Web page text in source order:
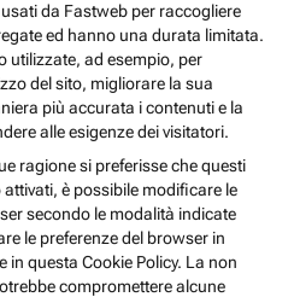
da Fastweb per raccogliere
ed hanno una durata limitata.
utilizzate, ad esempio, per
del sito, migliorare la sua
più accurata i contenuti e la
alle esigenze dei visitatori.
ragione si preferisse che questi
è possibile modificare le
secondo le modalità indicate
le preferenze del browser in
in questa Cookie Policy. La non
compromettere alcune